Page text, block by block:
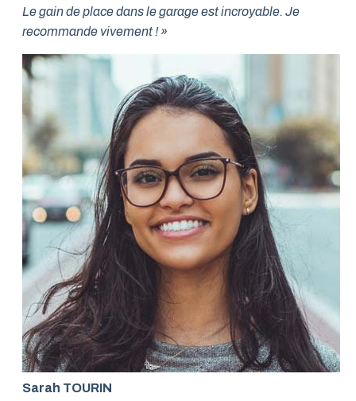
Le gain de place dans le garage est incroyable. Je
recommande vivement ! »
Sarah TOURIN